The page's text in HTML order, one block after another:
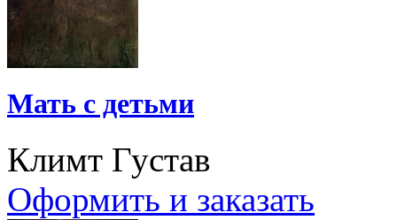
Мать с детьми
Климт Густав
Оформить и заказать